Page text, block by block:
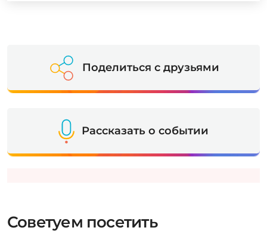
Поделиться с друзьями
Рассказать о событии
Советуем посетить